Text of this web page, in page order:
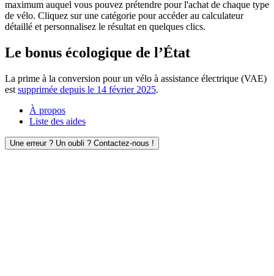
maximum auquel vous pouvez prétendre pour l'achat de chaque type
de vélo. Cliquez sur une catégorie pour accéder au calculateur
détaillé et personnalisez le résultat en quelques clics.
Le bonus écologique de l’État
La prime à la conversion pour un vélo à assistance électrique (VAE)
est supprimée depuis le 14 février 2025.
À propos
Liste des aides
Une erreur ? Un oubli ? Contactez-nous !